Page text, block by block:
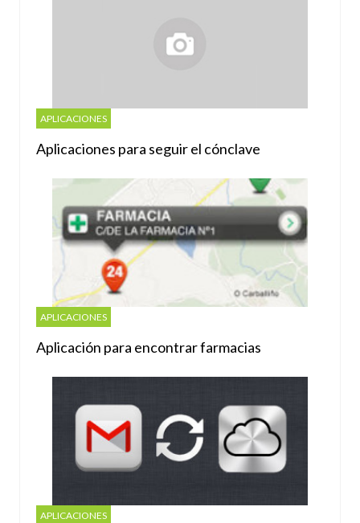
APLICACIONES
Aplicaciones para seguir el cónclave
APLICACIONES
Aplicación para encontrar farmacias
APLICACIONES